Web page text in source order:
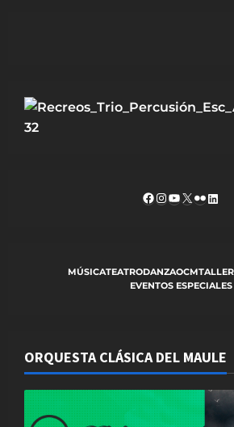
i
g
Facebook
Instagram
YouTube
X Flickr
MÚSICATEATRODANZAOCM
EVENTOS ESPECIALES
ORQUESTA CLÁSICA DEL MAULE